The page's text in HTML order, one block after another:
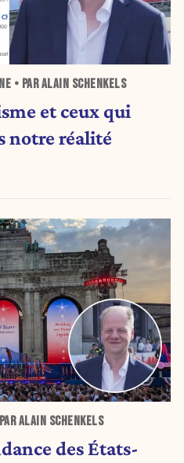
• PAR ALAIN SCHENKELS
et ceux qui
notre réalité
ALAIN SCHENKELS
des États-